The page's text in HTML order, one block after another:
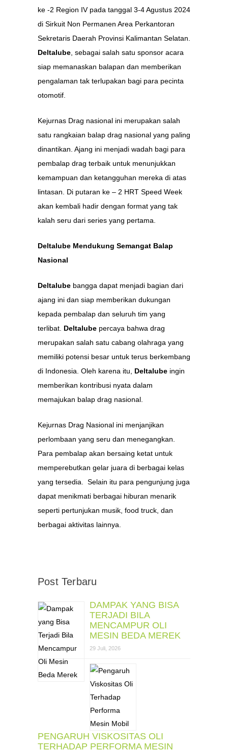
ke -2 Region IV pada tanggal 3-4 Agustus 2024
di Sirkuit Non Permanen Area Perkantoran
Sekretaris Daerah Provinsi Kalimantan Selatan.
Deltalube , sebagai salah satu sponsor acara
siap memanaskan balapan dan memberikan
pengalaman tak terlupakan bagi para pecinta
otomotif.
Kejurnas Drag nasional ini merupakan salah
satu rangkaian balap drag nasional yang paling
dinantikan. Ajang ini menjadi wadah bagi para
pembalap drag terbaik untuk menunjukkan
kemampuan dan ketangguhan mereka di atas
lintasan. Di putaran ke – 2 HRT Speed Week
akan kembali hadir dengan format yang tak
kalah seru dari series yang pertama.
Deltalube Mendukung Semangat Balap
Nasional
Deltalube bangga dapat menjadi bagian dari
ajang ini dan siap memberikan dukungan
kepada pembalap dan seluruh tim yang
terlibat. Deltalube percaya bahwa drag
merupakan salah satu cabang olahraga yang
memiliki potensi besar untuk terus berkembang
di Indonesia. Oleh karena itu, Deltalube ingin
memberikan kontribusi nyata dalam
memajukan balap drag nasional.
Kejurnas Drag Nasional ini menjanjikan
perlombaan yang seru dan menegangkan.
Para pembalap akan bersaing ketat untuk
memperebutkan gelar juara di berbagai kelas
yang tersedia. Selain itu para pengunjung juga
dapat menikmati berbagai hiburan menarik
seperti pertunjukan musik, food truck, dan
berbagai aktivitas lainnya.
Post Terbaru
DAMPAK YANG BISA
TERJADI BILA
MENCAMPUR OLI
MESIN BEDA MEREK
29 Juli, 2026
PENGARUH VISKOSITAS OLI
TERHADAP PERFORMA MESIN